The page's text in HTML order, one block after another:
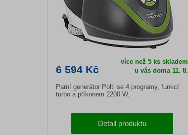
6 594 Kč
více než 5 ks skladem
u vás doma 11. 8.
Parní generátor Polti se 4 programy, funkcí
turbo a příkonem 2200 W.
Detail produktu